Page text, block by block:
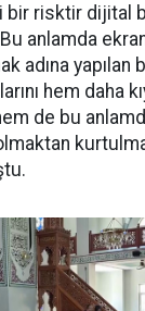
bir risktir dijital
anlamda
adına yapılan
hem daha
de bu